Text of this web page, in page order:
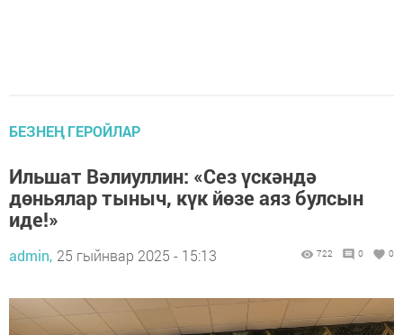
БЕЗНЕҢ ГЕРОЙЛАР
Ильшат Вәлиуллин: «Сез үскәндә
дөньялар тыныч, күк йөзе аяз булсын
иде!»
admin, 25 гыйнвар 2025 - 15:13 722 0 0